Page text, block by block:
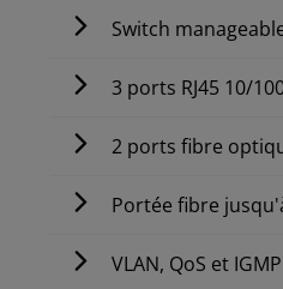
Switch
3 ports RJ45 10/
2 ports fibre
Portée fibre
VLAN, QoS et